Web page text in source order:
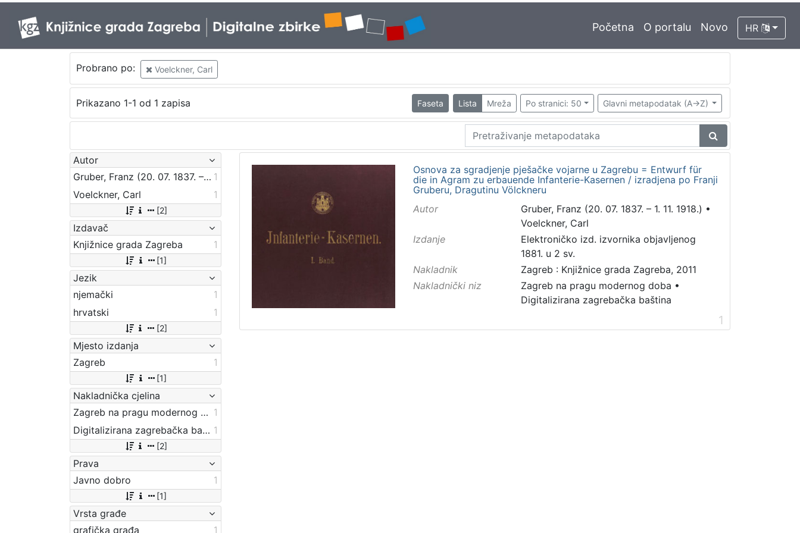
Početna O portalu Novo HR
Probrano po: Voelckner, Carl
Prikazano 1-1 od 1 zapisa Faseta Lista Mreža Po stranici: 50 Glavni metapodatak (A->Z)
Autor
Gruber, Franz (20. 07. 1837. – 1. 11. 1918.) 1
Voelckner, Carl
1
[2]
Izdavač
Knjižnice grada Zagreba
1
[1]
Jezik
njemački
1
hrvatski
1
[2]
Mjesto izdanja
Zagreb
1
[1]
Nakladnička cjelina
Zagreb na pragu modernog doba 1
Digitalizirana zagrebačka baština 1
[2]
Prava
Javno dobro
1
[1]
Vrsta građe
grafička građa
1
Osnova za sgradjenje pješačke vojarne u Zagrebu = Entwurf für
die in Agram zu erbauende Infanterie-Kasernen / izradjena po Franji
Gruberu, Dragutinu Völckneru
Autor
Gruber, Franz (20. 07. 1837. – 1. 11. 1918.) •
Voelckner, Carl
Izdanje
Elektroničko izd. izvornika objavljenog
1881. u 2 sv.
Nakladnik
Zagreb : Knjižnice grada Zagreba, 2011
Nakladnički niz
Zagreb na pragu modernog doba •
Digitalizirana zagrebačka baština
1